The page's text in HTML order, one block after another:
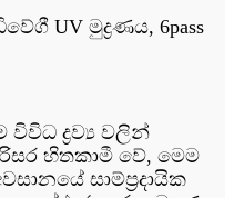
UV මුද්‍රණය, 6pass
ද්‍රව්‍ය වලින්
හිතකාමී වේ, මෙම
සාම්ප්‍රදායික